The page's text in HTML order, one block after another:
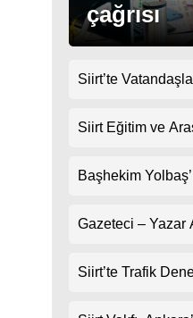
çağrısı
Siirt’te
Topluyor
Siirt Eğitim ve
Randevularda
Başhekim
Gazeteci – Yazar
Kuralları”
Siirt’te Trafik